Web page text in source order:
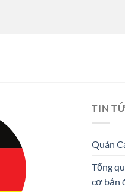
TIN
Quán
Tổng
cơ bản